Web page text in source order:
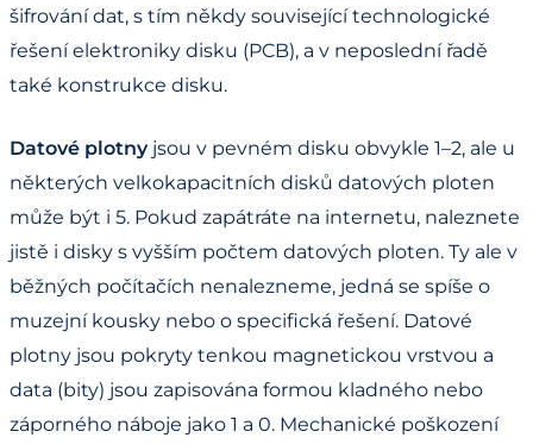
šifrování dat, s tím někdy související technologické
řešení elektroniky disku (PCB), a v neposlední řadě
také konstrukce disku.
Datové plotnyjsou v pevném disku obvykle 1–2, ale u
některých velkokapacitních disků datových ploten
může být i 5. Pokud zapátráte na internetu, naleznete
jistě i disky s vyšším počtem datových ploten. Ty ale v
běžných počítačích nenalezneme, jedná se spíše o
muzejní kousky nebo o specifická řešení. Datové
plotny jsou pokryty tenkou magnetickou vrstvou a
data (bity) jsou zapisována formou kladného nebo
záporného náboje jako 1 a 0. Mechanické poškození